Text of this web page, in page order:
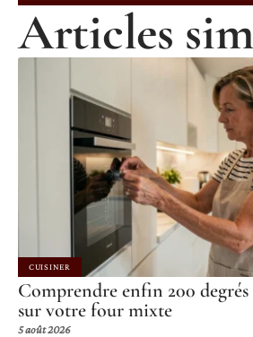
Articles
CUISINER
Comprendre enfin 200
sur votre four mixte
5 août 2026